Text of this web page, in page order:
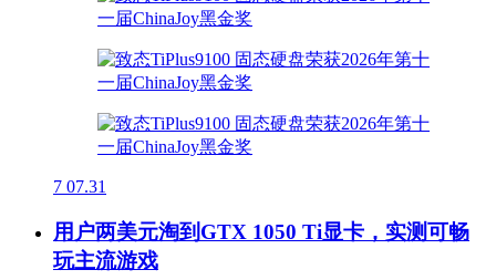
7 07.31
用户两美元淘到GTX 1050 Ti显卡，实测可畅
玩主流游戏